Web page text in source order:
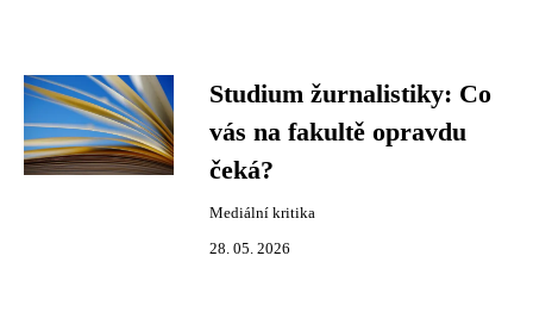
Studium žurnalistiky: Co
vás na fakultě opravdu
čeká?
Mediální kritika
28. 05. 2026